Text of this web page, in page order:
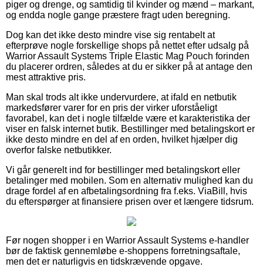
piger og drenge, og samtidig til kvinder og mænd – markant,
og endda nogle gange præstere fragt uden beregning.
Dog kan det ikke desto mindre vise sig rentabelt at
efterprøve nogle forskellige shops på nettet efter udsalg på
Warrior Assault Systems Triple Elastic Mag Pouch forinden
du placerer ordren, således at du er sikker på at antage den
mest attraktive pris.
Man skal trods alt ikke undervurdere, at ifald en netbutik
markedsfører varer for en pris der virker uforståeligt
favorabel, kan det i nogle tilfælde være et karakteristika der
viser en falsk internet butik. Bestillinger med betalingskort er
ikke desto mindre en del af en orden, hvilket hjælper dig
overfor falske netbutikker.
Vi går generelt ind for bestillinger med betalingskort eller
betalinger med mobilen. Som en alternativ mulighed kan du
drage fordel af en afbetalingsordning fra f.eks. ViaBill, hvis
du efterspørger at finansiere prisen over et længere tidsrum.
Før nogen shopper i en Warrior Assault Systems e-handler
bør de faktisk gennemløbe e-shoppens forretningsaftale,
men det er naturligvis en tidskrævende opgave.